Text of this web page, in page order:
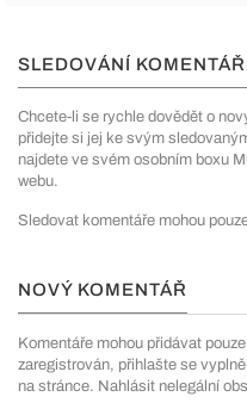
SLEDOVÁNÍ
Chcete-li se rychle dovědět o
přidejte si jej ke svým
najdete ve svém osobním boxu
webu.
Sledovat komentáře mohou
NOVÝ KOMENTÁŘ
Komentáře mohou přidávat
zaregistrován, přihlašte se
na stránce. Nahlásit nelegální